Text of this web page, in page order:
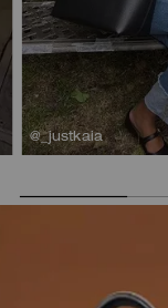
@_justkaia